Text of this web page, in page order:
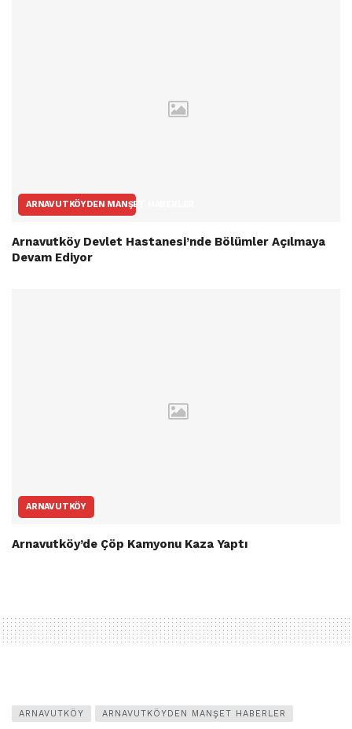
ARNAVUTKÖYDEN MANŞET HABERLER
Arnavutköy Devlet Hastanesi’nde Bölümler Açılmaya
Devam Ediyor
ARNAVUTKÖY
Arnavutköy’de Çöp Kamyonu Kaza Yaptı
ARNAVUTKÖY ARNAVUTKÖYDEN MANŞET HABERLER